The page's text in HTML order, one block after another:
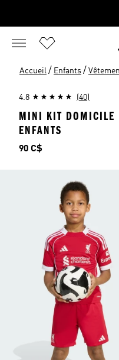
Accueil / Enfants /
4.8 (40)
MINI KIT
ENFANTS
Prix
90 C$